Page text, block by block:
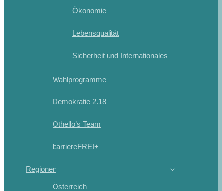
Ökonomie
Lebensqualität
Sicherheit und Internationales
Wahlprogramme
Demokratie 2.18
Othello’s Team
barriereFREI+
Regionen
Österreich